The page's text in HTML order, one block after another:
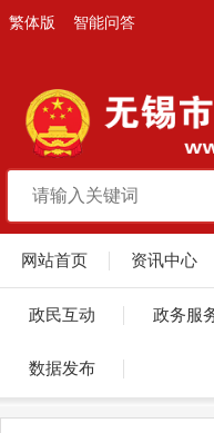
繁体版 智能问答
网站首页 资讯中心
政民互动 政务服
数据发布